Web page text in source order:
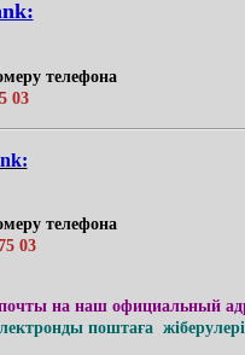
телефона
03
телефона
03
почты на наш официальный
поштаға